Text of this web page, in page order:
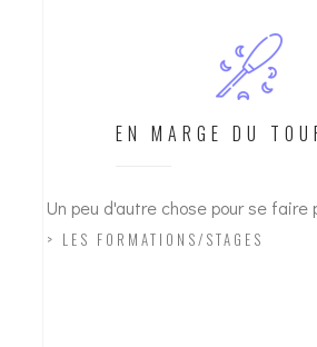
EN MARGE DU
Un peu d'autre chose pour se faire
> LES FORMATIONS/STAGES